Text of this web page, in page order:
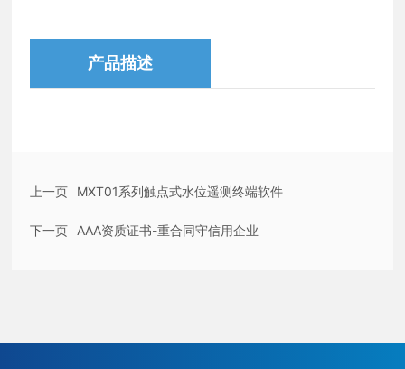
产品描述
上一页 MXT01系列触点式水位遥测终端软件
下一页 AAA资质证书-重合同守信用企业